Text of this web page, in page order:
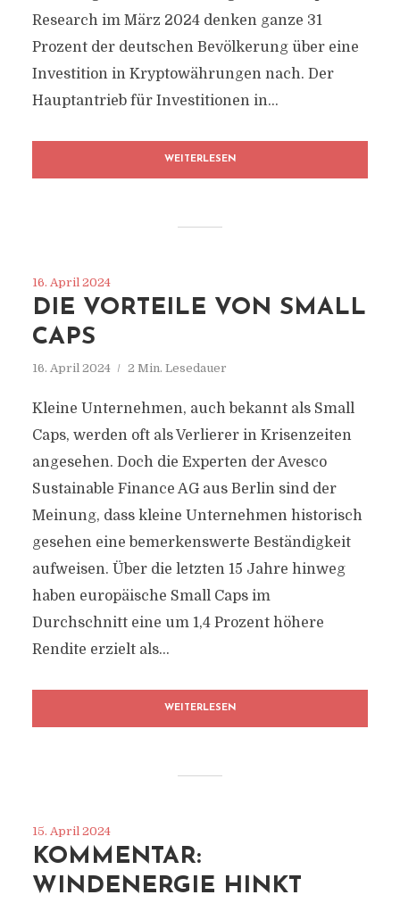
Research im März 2024 denken ganze 31
Prozent der deutschen Bevölkerung über eine
Investition in Kryptowährungen nach. Der
Hauptantrieb für Investitionen in...
WEITERLESEN
16. April 2024
DIE VORTEILE VON SMALL
CAPS
16. April 2024 2 Min. Lesedauer
Kleine Unternehmen, auch bekannt als Small
Caps, werden oft als Verlierer in Krisenzeiten
angesehen. Doch die Experten der Avesco
Sustainable Finance AG aus Berlin sind der
Meinung, dass kleine Unternehmen historisch
gesehen eine bemerkenswerte Beständigkeit
aufweisen. Über die letzten 15 Jahre hinweg
haben europäische Small Caps im
Durchschnitt eine um 1,4 Prozent höhere
Rendite erzielt als...
WEITERLESEN
15. April 2024
KOMMENTAR:
WINDENERGIE HINKT